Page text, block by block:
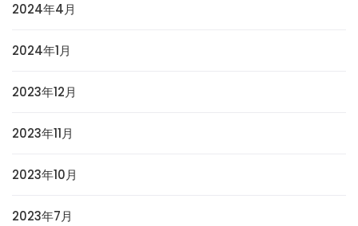
2024年4月
2024年1月
2023年12月
2023年11月
2023年10月
2023年7月